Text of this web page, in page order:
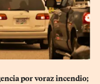
por voraz incendio;